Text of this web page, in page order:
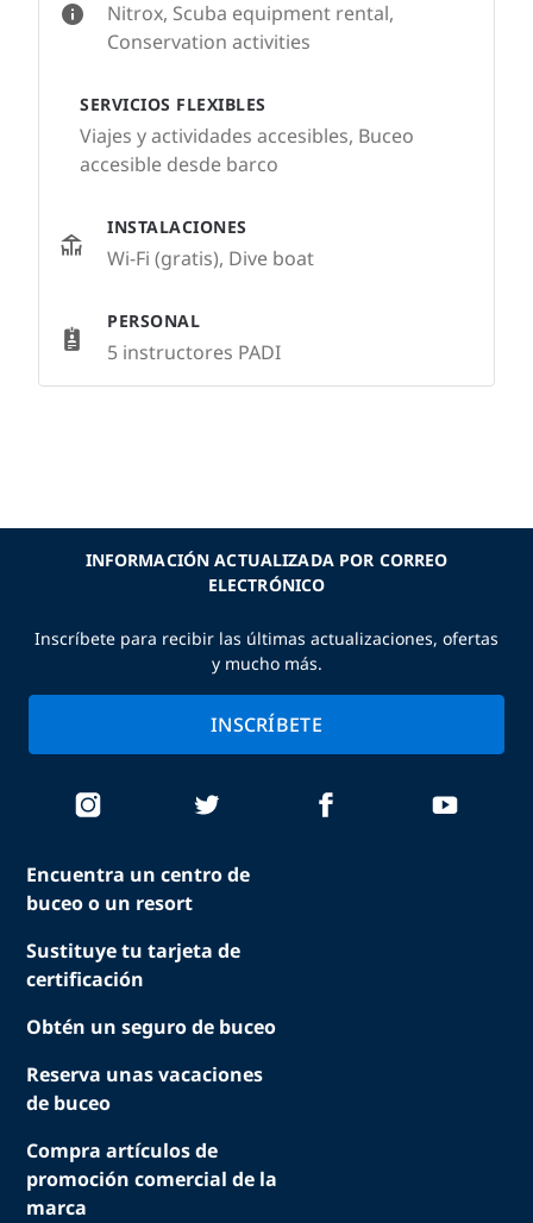
Nitrox, Scuba equipment rental,
Conservation activities
SERVICIOS FLEXIBLES
Viajes y actividades accesibles, Buceo
accesible desde barco
INSTALACIONES
Wi-Fi (gratis), Dive boat
PERSONAL
5 instructores PADI
Encuentra un centro de
buceo o un resort
Sustituye tu tarjeta de
certificación
Obtén un seguro de buceo
Reserva unas vacaciones
de buceo
Compra artículos de
promoción comercial de la
marca
INFORMACIÓN ACTUALIZADA POR CORREO
ELECTRÓNICO
Inscríbete para recibir las últimas actualizaciones, ofertas
y mucho más.
INSCRÍBETE